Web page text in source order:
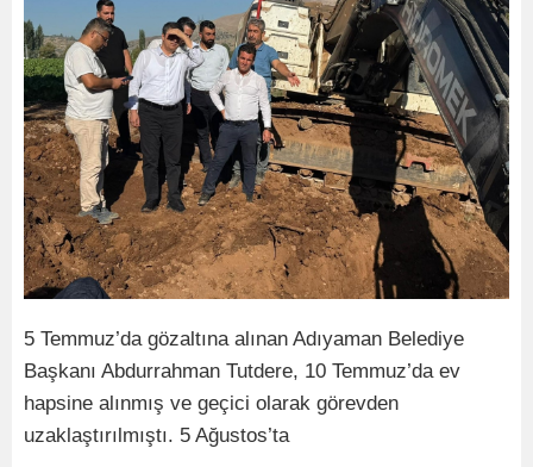
5 Temmuz’da gözaltına alınan Adıyaman Belediye
Başkanı Abdurrahman Tutdere, 10 Temmuz’da ev
hapsine alınmış ve geçici olarak görevden
uzaklaştırılmıştı. 5 Ağustos’ta